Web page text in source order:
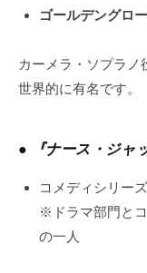
ゴールデングロ
カーメラ・ソプラノ
世界的に有名です。
● 『ナース・ジャ
コメディシリー
※ドラマ部門と
の一人